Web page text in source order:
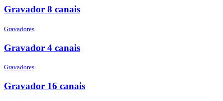
Gravador 8 canais
Gravadores
Gravador 4 canais
Gravadores
Gravador 16 canais